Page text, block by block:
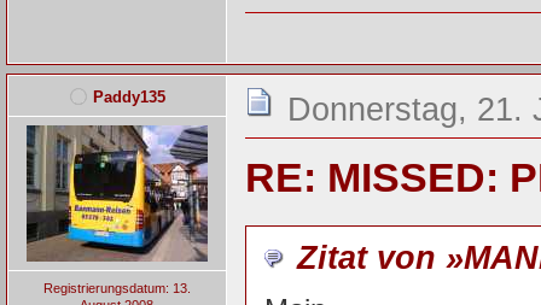
Paddy135
Registrierungsdatum: 13.
Donnerstag, 21.
RE: MISSED:
Zitat von